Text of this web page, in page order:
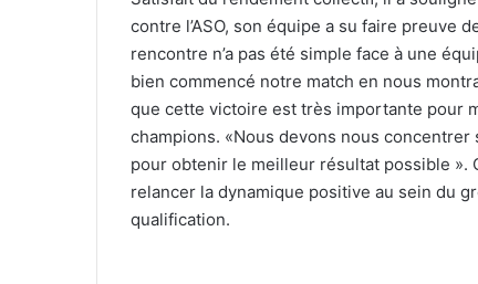
contre l’ASO, son équipe a su faire preuve
rencontre n’a pas été simple face à une
bien commencé notre match en nous
que cette victoire est très importante pour
champions. «Nous devons nous
pour obtenir le meilleur résultat possible ».
relancer la dynamique positive au sein du
qualification.